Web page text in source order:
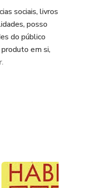
sociais, livros
posso
do público
em si,